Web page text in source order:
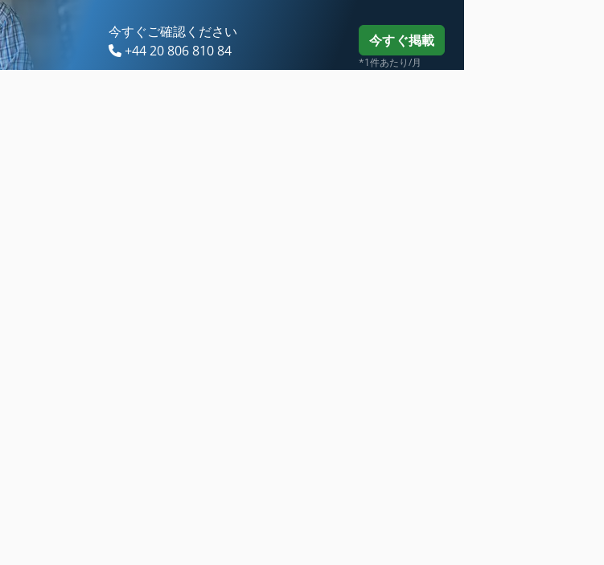
今すぐご確認ください
+44 20 806 810 84
今すぐ掲載
*1件あたり/月